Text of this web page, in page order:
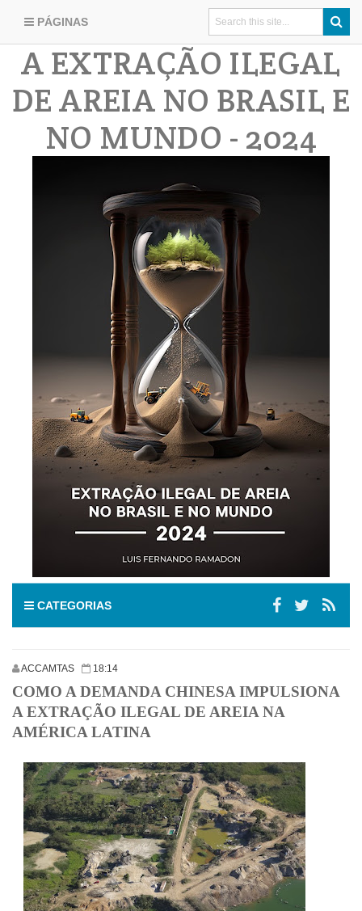
PÁGINAS
A EXTRAÇÃO ILEGAL
DE AREIA NO BRASIL E
NO MUNDO - 2024
CATEGORIAS
ACCAMTAS 18:14
COMO A DEMANDA CHINESA IMPULSIONA
A EXTRAÇÃO ILEGAL DE AREIA NA
AMÉRICA LATINA